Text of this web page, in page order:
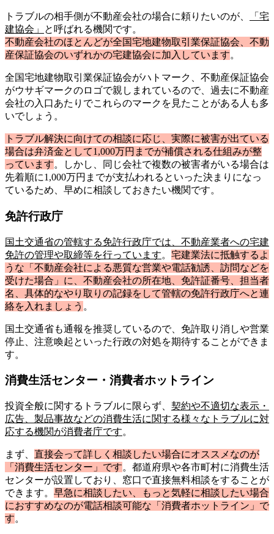
トラブルの相手側が不動産会社の場合に頼りたいのが、
「宅
建協会」
と呼ばれる機関です。
不動産会社のほとんどが全国宅地建物取引業保証協会、不動
産保証協会のいずれかの宅建協会に加入しています。
全国宅地建物取引業保証協会がハトマーク、不動産保証協会
がウサギマークのロゴで親しまれているので、過去に不動産
会社の入口あたりでこれらのマークを見たことがある人も多
いでしょう。
トラブル解決に向けての相談に応じ、実際に被害が出ている
場合は弁済金として1,000万円までが補償される仕組みが整
っています。しかし、同じ会社で複数の被害者がいる場合は
先着順に1,000万円までが支払われるといった決まりになっ
ているため、早めに相談しておきたい機関です。
免許行政庁
国土交通省の管轄する免許行政庁では、不動産業者への宅建
免許の管理や取締等を行っています。 宅建業法に抵触するよ
うな「不動産会社による悪質な営業や電話勧誘、訪問などを
受けた場合」に、不動産会社の所在地、免許証番号、担当者
名、具体的なやり取りの記録をして管轄の免許行政庁へと連
絡を入れましょう 。
国土交通省も通報を推奨しているので、免許取り消しや営業
停止、注意喚起といった行政の対処を期待することができま
す。
消費生活センター・消費者ホットライン
投資全般に関するトラブルに限らず、 契約や不適切な表示・
広告、製品事故などの消費生活に関する様々なトラブルに対
応する機関が消費者庁です。
まず、 直接会って詳しく相談したい場合にオススメなのが
「消費生活センター」です。都道府県や各市町村に消費生活
センターが設置しており、窓口で直接無料相談をすることが
できます。 早急に相談したい、もっと気軽に相談したい場合
におすすめなのが電話相談可能な「消費者ホットライン」で
す。